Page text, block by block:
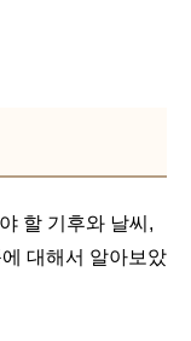
할 기후와 날씨,
대해서 알아보았